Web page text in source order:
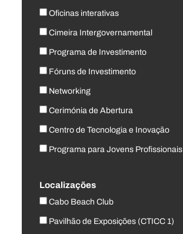
Localizações
Cabo Beach Club
Pavilhão de Exposições (CTICC 1)
Oficinas interativas
Cimeira Intergovernamental
Programa de Investimento
Fóruns de Investimento
Networking
Cerimónia de Abertura
Centro de Tecnologia e Inovação
Programa para Jovens Profissionais